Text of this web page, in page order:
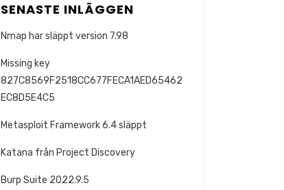
SENASTE INLÄGGEN
Nmap har släppt version 7.98
Missing key
827C8569F2518CC677FECA1AED65462
EC8D5E4C5
Metasploit Framework 6.4 släppt
Katana från Project Discovery
Burp Suite 2022.9.5